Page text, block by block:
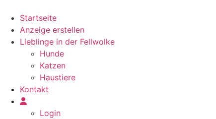
Inhalt
springen
Startseite
Anzeige erstellen
Lieblinge in der Fellwolke
Hunde
Katzen
Haustiere
Kontakt
Login